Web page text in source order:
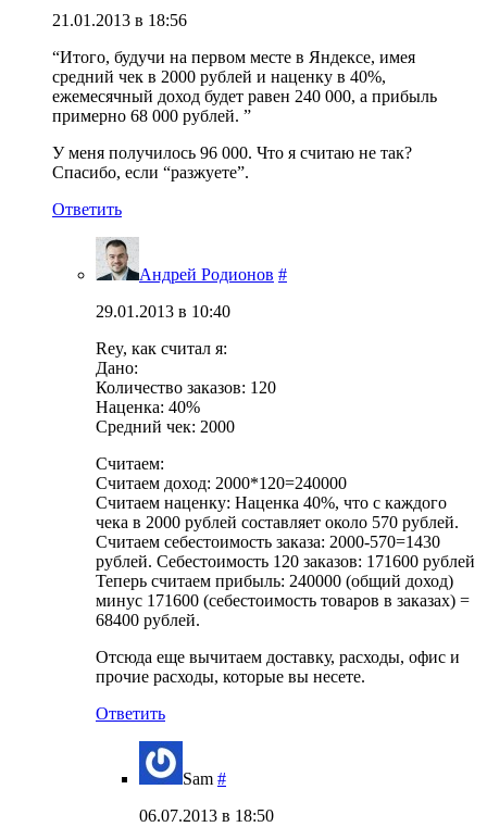
21.01.2013 в 18:56
“Итого, будучи на первом месте в Яндексе, имея
средний чек в 2000 рублей и наценку в 40%,
ежемесячный доход будет равен 240 000, а прибыль
примерно 68 000 рублей. ”
У меня получилось 96 000. Что я считаю не так?
Спасибо, если “разжуете”.
Ответить
Андрей Родионов #
29.01.2013 в 10:40
Rey, как считал я:
Дано:
Количество заказов: 120
Наценка: 40%
Средний чек: 2000
Считаем:
Считаем доход: 2000*120=240000
Считаем наценку: Наценка 40%, что с каждого
чека в 2000 рублей составляет около 570 рублей.
Считаем себестоимость заказа: 2000-570=1430
рублей. Себестоимость 120 заказов: 171600 рублей
Теперь считаем прибыль: 240000 (общий доход)
минус 171600 (себестоимость товаров в заказах) =
68400 рублей.
Отсюда еще вычитаем доставку, расходы, офис и
прочие расходы, которые вы несете.
Ответить
Sam #
06.07.2013 в 18:50